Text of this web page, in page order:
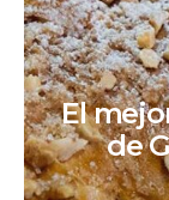
El
de